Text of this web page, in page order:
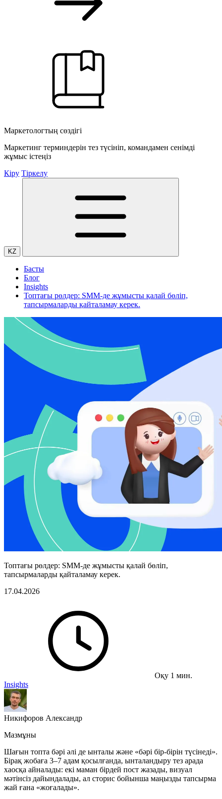
Маркетологтың сөздігі
Маркетинг терминдерін тез түсініп, командамен сенімді
жұмыс істеңіз
Кіру Тіркелу
KZ
Басты
Блог
Insights
Топтағы рөлдер: SMM-де жұмысты қалай бөліп,
тапсырмаларды қайталамау керек.
Топтағы рөлдер: SMM-де жұмысты қалай бөліп,
тапсырмаларды қайталамау керек.
17.04.2026
Оқу 1 мин.
Insights
Никифоров Александр
Мазмұны
Шағын топта бәрі әлі де ынталы және «бәрі бір-бірін түсінеді».
Бірақ жобаға 3–7 адам қосылғанда, ынталандыру тез арада
хаосқа айналады: екі маман бірдей пост жазады, визуал
мәтінсіз дайындалады, ал сторис бойынша маңызды тапсырма
жай ғана «жоғалады».